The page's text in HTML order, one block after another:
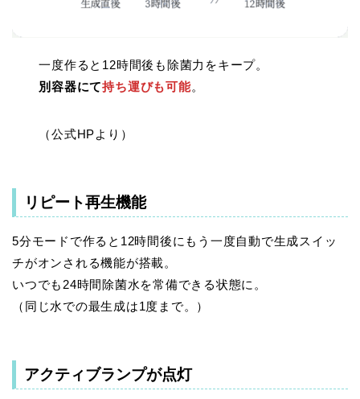
一度作ると12時間後も除菌力をキープ。
別容器にて持ち運びも可能。
（公式HPより）
リピート再生機能
5分モードで作ると12時間後にもう一度自動で生成スイッ
チがオンされる機能が搭載。
いつでも24時間除菌水を常備できる状態に。
（同じ水での最生成は1度まで。）
アクティブランプが点灯